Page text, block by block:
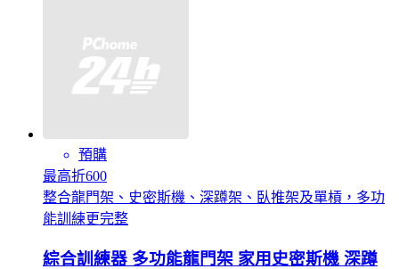
預購
最高折600
整合龍門架、史密斯機、深蹲架、臥推架及單槓，多功
能訓練更完整
綜合訓練器 多功能龍門架 家用史密斯機 深蹲